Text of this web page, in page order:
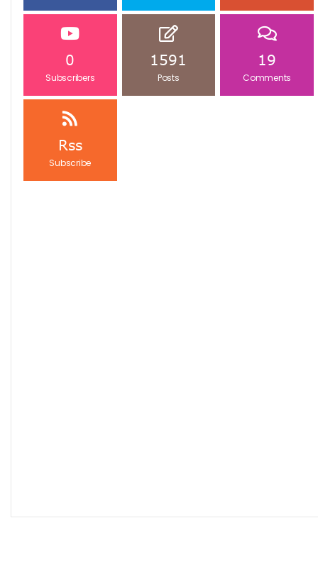
0
Subscribers
1591
Posts
19
Comments
Rss
Subscribe